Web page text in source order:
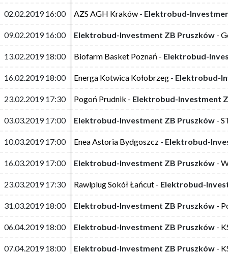
02.02.2019 16:00 AZS AGH Kraków - Elektrobud-
09.02.2019 16:00 Elektrobud-Investment ZB Pruszków -
13.02.2019 18:00 Biofarm Basket Poznań - Elektrobud-
16.02.2019 18:00 Energa Kotwica Kołobrzeg - Elektrobud-
23.02.2019 17:30 Pogoń Prudnik - Elektrobud-Investment
03.03.2019 17:00 Elektrobud-Investment ZB Pruszków -
10.03.2019 17:00 Enea Astoria Bydgoszcz - Elektrobud-
16.03.2019 17:00 Elektrobud-Investment ZB Pruszków -
23.03.2019 17:30 Rawlplug Sokół Łańcut - Elektrobud-
31.03.2019 18:00 Elektrobud-Investment ZB Pruszków -
06.04.2019 18:00 Elektrobud-Investment ZB Pruszków -
07.04.2019 18:00 Elektrobud-Investment ZB Pruszków -
02.02.2019 16:00 AZS AGH Kraków - Elektrobud-
09.02.2019 16:00 Elektrobud-Investment ZB Pruszków -
13.02.2019 18:00 Biofarm Basket Poznań - Elektrobud-
16.02.2019 18:00 Energa Kotwica Kołobrzeg - Elektrobud-
23.02.2019 17:30 Pogoń Prudnik - Elektrobud-Investment
03.03.2019 17:00 Elektrobud-Investment ZB Pruszków -
10.03.2019 17:00 Enea Astoria Bydgoszcz - Elektrobud-
16.03.2019 17:00 Elektrobud-Investment ZB Pruszków -
23.03.2019 17:30 Rawlplug Sokół Łańcut - Elektrobud-
31.03.2019 18:00 Elektrobud-Investment ZB Pruszków -
06.04.2019 18:00 Elektrobud-Investment ZB Pruszków -
07.04.2019 18:00 Elektrobud-Investment ZB Pruszków -